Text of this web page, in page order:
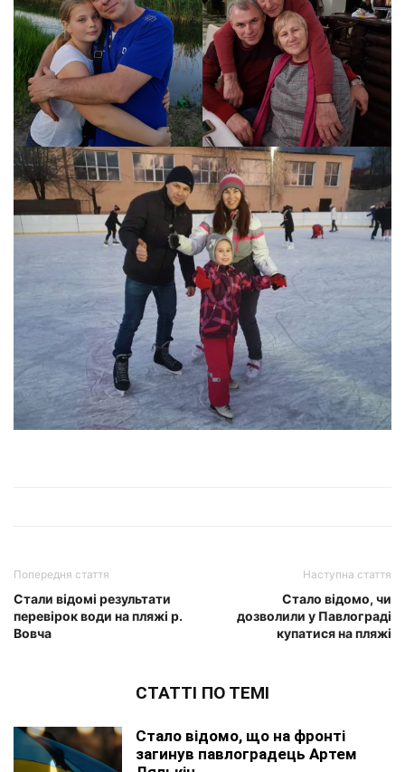
Попередня стаття
Стали відомі результати
перевірок води на пляжі р.
Вовча
Наступна стаття
Стало відомо, чи
дозволили у Павлограді
купатися на пляжі
СТАТТІ ПО ТЕМІ
Стало відомо, що на фронті
загинув павлоградець Артем